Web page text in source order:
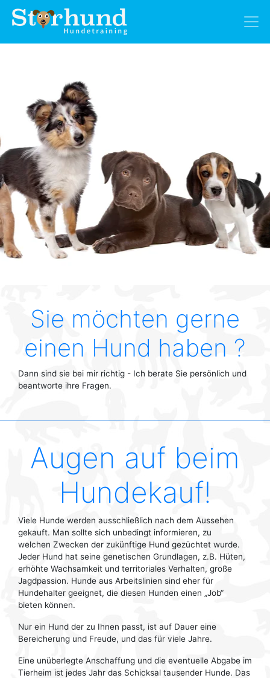
Sie möchten gerne
einen Hund haben ?
Dann sind sie bei mir richtig - Ich berate Sie persönlich und
beantworte ihre Fragen.
Augen auf beim
Hundekauf!
Viele Hunde werden ausschließlich nach dem Aussehen
gekauft. Man sollte sich unbedingt informieren, zu
welchen Zwecken der zukünftige Hund gezüchtet wurde.
Jeder Hund hat seine genetischen Grundlagen, z.B. Hüten,
erhöhte Wachsamkeit und territoriales Verhalten, große
Jagdpassion. Hunde aus Arbeitslinien sind eher für
Hundehalter geeignet, die diesen Hunden einen „Job“
bieten können.
Nur ein Hund der zu Ihnen passt, ist auf Dauer eine
Bereicherung und Freude, und das für viele Jahre.
Eine unüberlegte Anschaffung und die eventuelle Abgabe im
Tierheim ist jedes Jahr das Schicksal tausender Hunde. Das